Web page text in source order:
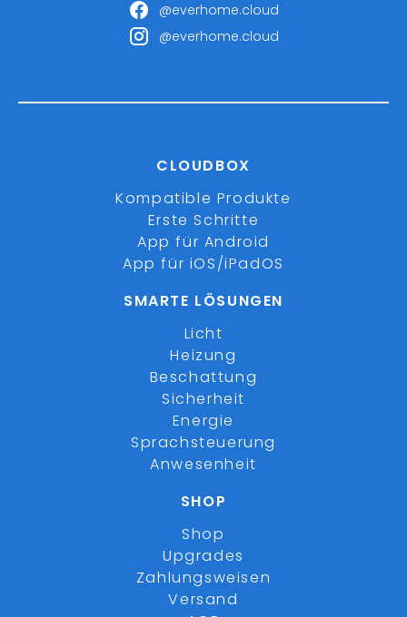
@everhome.cloud
@everhome.cloud
CLOUDBOX
Kompatible Produkte
Erste Schritte
App für Android
App für iOS/iPadOS
SMARTE LÖSUNGEN
Licht
Heizung
Beschattung
Sicherheit
Energie
Sprachsteuerung
Anwesenheit
SHOP
Shop
Upgrades
Zahlungsweisen
Versand